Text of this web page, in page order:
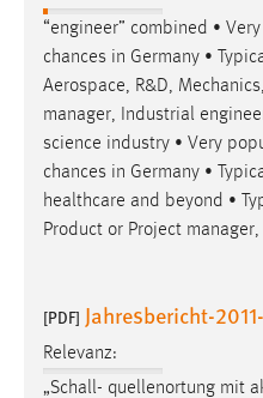
“engineer” combined •
chances in Germany •
Aerospace, R&D,
manager, Industrial
science industry • Very
chances in Germany •
healthcare and beyond •
Product or Project
[PDF] Jahresbericht-
Relevanz:
„Schall- quellenortung mit